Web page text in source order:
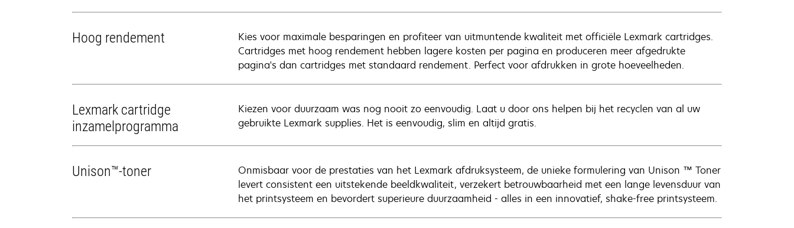
Hoog rendement
Kies voor maximale besparingen en profiteer van uitmuntende kwaliteit met officiële Lexmark cartridges.
Cartridges met hoog rendement hebben lagere kosten per pagina en produceren meer afgedrukte
pagina's dan cartridges met standaard rendement. Perfect voor afdrukken in grote hoeveelheden.
Lexmark cartridge
inzamelprogramma
Kiezen voor duurzaam was nog nooit zo eenvoudig. Laat u door ons helpen bij het recyclen van al uw
gebruikte Lexmark supplies. Het is eenvoudig, slim en altijd gratis.
Unison™-toner
Onmisbaar voor de prestaties van het Lexmark afdruksysteem, de unieke formulering van Unison ™ Toner
levert consistent een uitstekende beeldkwaliteit, verzekert betrouwbaarheid met een lange levensduur van
het printsysteem en bevordert superieure duurzaamheid - alles in een innovatief, shake-free printsysteem.